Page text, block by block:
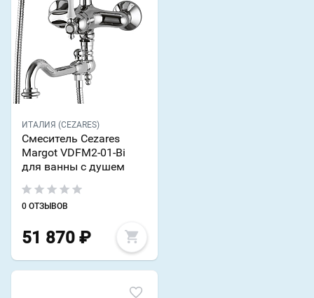
ИТАЛИЯ (CEZARES)
Смеситель Cezares
Margot VDFM2-01-Bi
для ванны с душем
0 ОТЗЫВОВ
51 870 ₽